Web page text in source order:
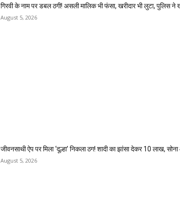
गिरवी के नाम पर डबल ठगी! असली मालिक भी फंसा, खरीदार भी लुटा, पुलिस ने
August 5, 2026
जीवनसाथी ऐप पर मिला ‘दूल्हा’ निकला ठग! शादी का झांसा देकर 10 लाख,
August 5, 2026